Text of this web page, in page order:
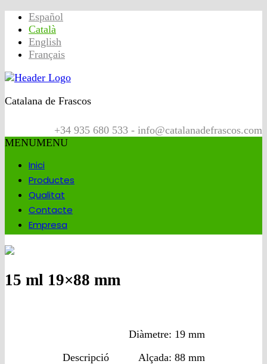
Español
Català
English
Français
Catalana de Frascos
+34 935 680 533 - info@catalanadefrascos.com
MENUMENU
Inici
Productes
Qualitat
Contacte
Empresa
15 ml 19×88 mm
Descripció
Diàmetre: 19 mm
Alçada: 88 mm